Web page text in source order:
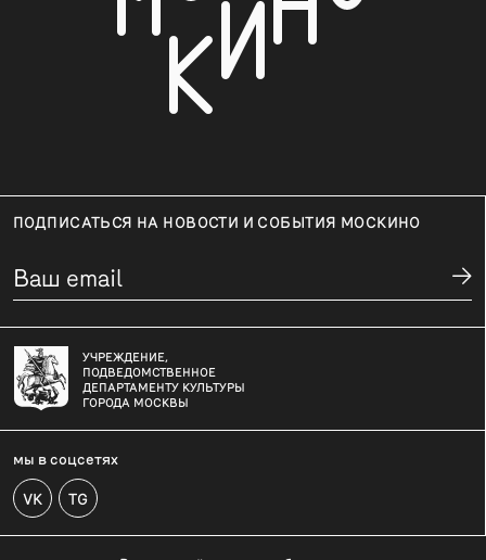
ПОДПИСАТЬСЯ НА НОВОСТИ И СОБЫТИЯ МОСКИНО
УЧРЕЖДЕНИЕ,
ПОДВЕДОМСТВЕННОЕ
ДЕПАРТАМЕНТУ КУЛЬТУРЫ
ГОРОДА МОСКВЫ
мы в соцсетях
VK TG